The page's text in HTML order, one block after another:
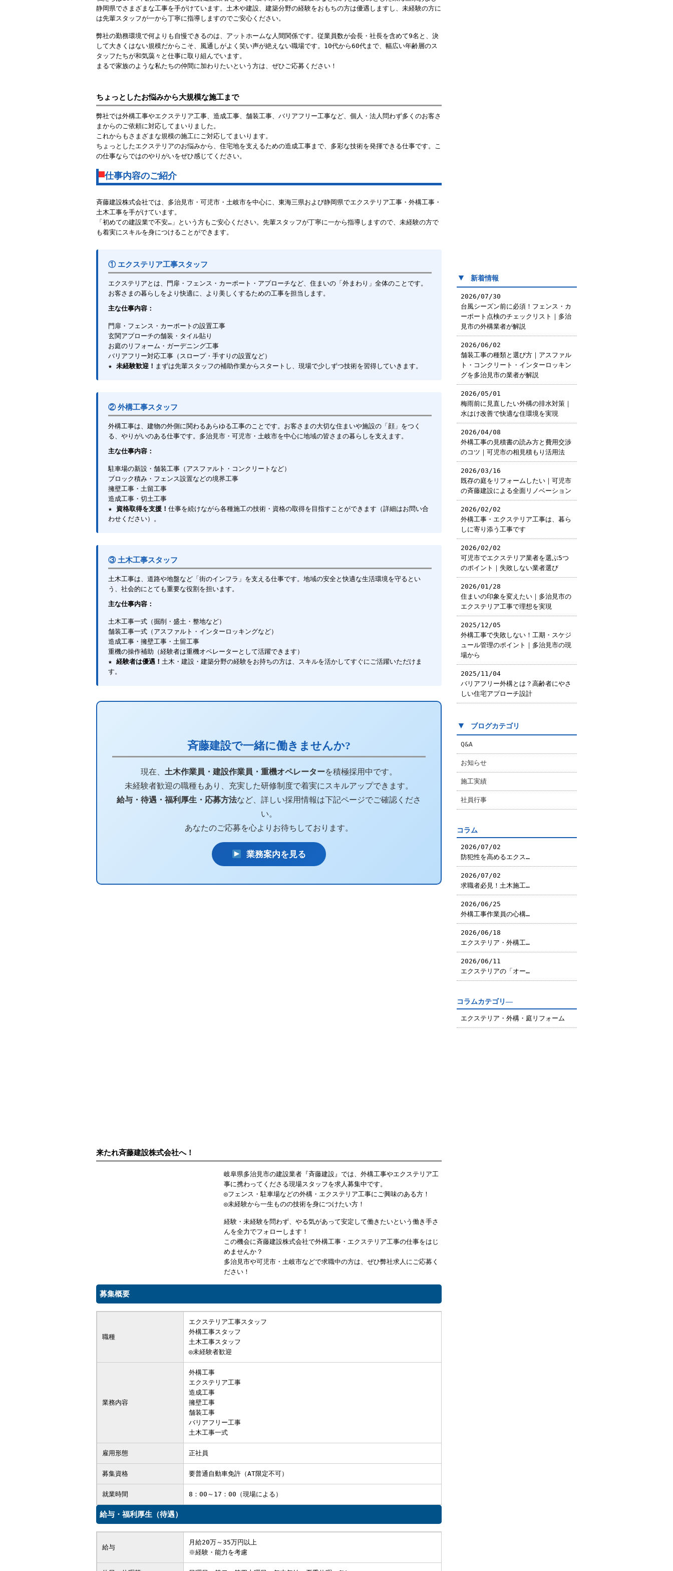
静岡県でさまざまな工事を手がけています。土木や建設、建築分野の経験をおもちの方は優遇しますし、未経験の方に
は先輩スタッフが一から丁寧に指導しますのでご安心ください。
弊社の勤務環境で何よりも自慢できるのは、アットホームな人間関係です。従業員数が会長・社長を含めて9名と、決
して大きくはない規模だからこそ、風通しがよく笑い声が絶えない職場です。10代から60代まで、幅広い年齢層のス
タッフたちが和気藹々と仕事に取り組んでいます。
まるで家族のような私たちの仲間に加わりたいという方は、ぜひご応募ください！
ちょっとしたお悩みから大規模な施工まで
弊社では外構工事やエクステリア工事、造成工事、舗装工事、バリアフリー工事など、個人・法人問わず多くのお客さ
まからのご依頼に対応してまいりました。
これからもさまざまな規模の施工にご対応してまいります。
ちょっとしたエクステリアのお悩みから、住宅地を支えるための造成工事まで、多彩な技術を発揮できる仕事です。こ
の仕事ならではのやりがいをぜひ感じてください。
仕事内容のご紹介
斉藤建設株式会社では、多治見市・可児市・土岐市を中心に、東海三県および静岡県でエクステリア工事・外構工事・
土木工事を手がけています。
「初めての建設業で不安…」という方もご安心ください。先輩スタッフが丁寧に一から指導しますので、未経験の方で
も着実にスキルを身につけることができます。
① エクステリア工事スタッフ
エクステリアとは、門扉・フェンス・カーポート・アプローチなど、住まいの「外まわり」全体のことです。
お客さまの暮らしをより快適に、より美しくするための工事を担当します。
主な仕事内容：
門扉・フェンス・カーポートの設置工事
玄関アプローチの舗装・タイル貼り
お庭のリフォーム・ガーデニング工事
バリアフリー対応工事（スロープ・手すりの設置など）
★ 未経験歓迎！ まずは先輩スタッフの補助作業からスタートし、現場で少しずつ技術を習得していきます。
② 外構工事スタッフ
外構工事は、建物の外側に関わるあらゆる工事のことです。お客さまの大切な住まいや施設の「顔」をつく
る、やりがいのある仕事です。多治見市・可児市・土岐市を中心に地域の皆さまの暮らしを支えます。
主な仕事内容：
駐車場の新設・舗装工事（アスファルト・コンクリートなど）
ブロック積み・フェンス設置などの境界工事
擁壁工事・土留工事
造成工事・切土工事
★ 資格取得を支援！ 仕事を続けながら各種施工の技術・資格の取得を目指すことができます（詳細はお問い合
わせください）。
③ 土木工事スタッフ
土木工事は、道路や地盤など「街のインフラ」を支える仕事です。地域の安全と快適な生活環境を守るとい
う、社会的にとても重要な役割を担います。
主な仕事内容：
土木工事一式（掘削・盛土・整地など）
舗装工事一式（アスファルト・インターロッキングなど）
造成工事・擁壁工事・土留工事
重機の操作補助（経験者は重機オペレーターとして活躍できます）
★ 経験者は優遇！ 土木・建設・建築分野の経験をお持ちの方は、スキルを活かしてすぐにご活躍いただけま
す。
斉藤建設で一緒に働きませんか?
現在、 土木作業員・建設作業員・重機オペレーターを積極採用中です。
未経験者歓迎の職種もあり、充実した研修制度で着実にスキルアップできます。
給与・待遇・福利厚生・応募方法など、詳しい採用情報は下記ページでご確認くださ
い。
あなたのご応募を心よりお待ちしております。
業務案内を見る
来たれ斉藤建設株式会社へ！
岐阜県多治見市の建設業者『斉藤建設』では、外構工事やエクステリア工
事に携わってくださる現場スタッフを求人募集中です。
◎フェンス・駐車場などの外構・エクステリア工事にご興味のある方！
◎未経験から一生ものの技術を身につけたい方！
経験・未経験を問わず、やる気があって安定して働きたいという働き手さ
んを全力でフォローします！
この機会に斉藤建設株式会社で外構工事・エクステリア工事の仕事をはじ
めませんか？
多治見市や可児市・土岐市などで求職中の方は、ぜひ弊社求人にご応募く
ださい！
募集概要
職種
エクステリア工事スタッフ
外構工事スタッフ
土木工事スタッフ
◎未経験者歓迎
業務内容
外構工事
エクステリア工事
造成工事
擁壁工事
舗装工事
バリアフリー工事
土木工事一式
雇用形態 正社員
募集資格 要普通自動車免許（AT限定不可）
就業時間 8：00～17：00（現場による）
給与・福利厚生（待遇）
給与
月給20万～35万円以上
※経験・能力を考慮
▼ 新着情報
2026/07/30
台風シーズン前に必須！フェンス・カ
ーポート点検のチェックリスト｜多治
見市の外構業者が解説
2026/06/02
舗装工事の種類と選び方｜アスファル
ト・コンクリート・インターロッキン
グを多治見市の業者が解説
2026/05/01
梅雨前に見直したい外構の排水対策｜
水はけ改善で快適な住環境を実現
2026/04/08
外構工事の見積書の読み方と費用交渉
のコツ｜可児市の相見積もり活用法
2026/03/16
既存の庭をリフォームしたい｜可児市
の斉藤建設による全面リノベーション
2026/02/02
外構工事・エクステリア工事は、暮ら
しに寄り添う工事です
2026/02/02
可児市でエクステリア業者を選ぶ5つ
のポイント｜失敗しない業者選び
2026/01/28
住まいの印象を変えたい｜多治見市の
エクステリア工事で理想を実現
2025/12/05
外構工事で失敗しない！工期・スケジ
ュール管理のポイント｜多治見市の現
場から
2025/11/04
バリアフリー外構とは？高齢者にやさ
しい住宅アプローチ設計
▼ ブログカテゴリ
Q&A
お知らせ
施工実績
社員行事
コラム
2026/07/02
防犯性を高めるエクス…
2026/07/02
求職者必見！土木施工…
2026/06/25
外構工事作業員の心構…
2026/06/18
エクステリア・外構工…
2026/06/11
エクステリアの「オー…
コラムカテゴリ―
エクステリア・外構・庭リフォーム